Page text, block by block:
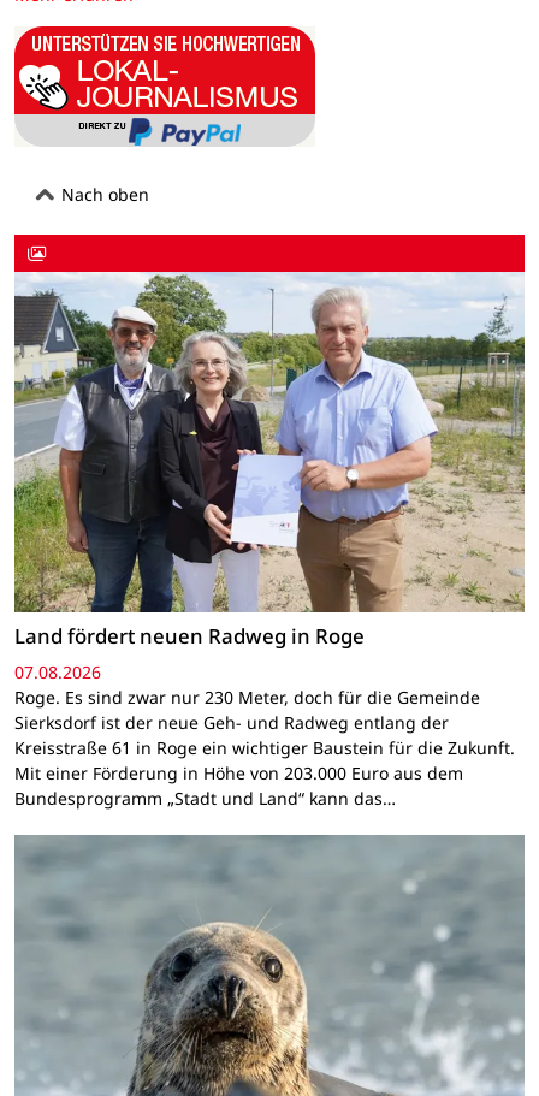
Nach oben
Land fördert neuen Radweg in Roge
07.08.2026
Roge. Es sind zwar nur 230 Meter, doch für die Gemeinde
Sierksdorf ist der neue Geh- und Radweg entlang der
Kreisstraße 61 in Roge ein wichtiger Baustein für die Zukunft.
Mit einer Förderung in Höhe von 203.000 Euro aus dem
Bundesprogramm „Stadt und Land“ kann das…